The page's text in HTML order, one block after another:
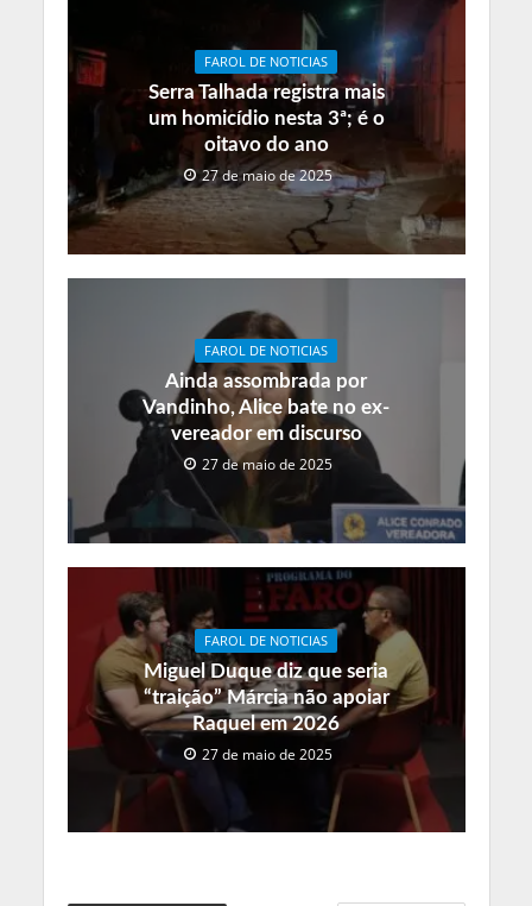
FAROL DE NOTICIAS
Serra Talhada registra mais
um homicídio nesta 3ª; é o
oitavo do ano
27 de maio de 2025
FAROL DE NOTICIAS
Ainda assombrada por
Vandinho, Alice bate no ex-
vereador em discurso
27 de maio de 2025
FAROL DE NOTICIAS
Miguel Duque diz que seria
“traição” Márcia não apoiar
Raquel em 2026
27 de maio de 2025